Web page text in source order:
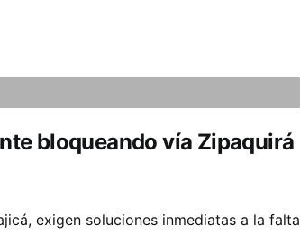
bloqueando vía Zipaquirá
exigen soluciones inmediatas a la falta